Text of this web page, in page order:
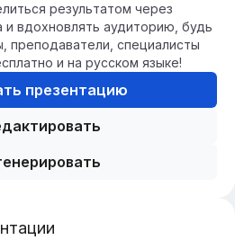
результатом через
и вдохновлять аудиторию, будь
преподаватели, специалисты
и на русском языке!
презентацию